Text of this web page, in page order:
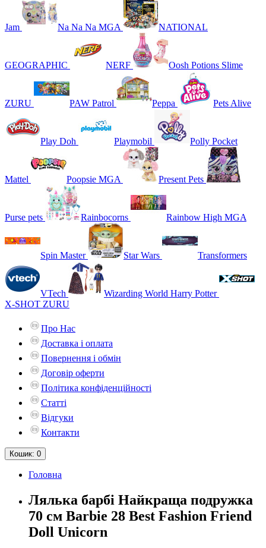
Jam Na Na Na MGA NATIONAL
GEOGRAPHIC NERF Oosh Potions Slime
ZURU PAW Patrol Peppa Pets Alive
Play Doh Playmobil Polly Pocket
Mattel Poopsie MGA Present Pets
Purse pets Rainbocorns Rainbow High MGA
Spin Master Star Wars Transformers
VTech
Wizarding World Harry Potter
X-SHOT ZURU
Про Нас
Доставка і оплата
Повернення і обмін
Договір оферти
Політика конфіденційності
Статті
Відгуки
Контакти
Кошик: 0
Головна
Лялька барбі Найкраща подружка
70 см Barbie 28 Best Fashion Friend
Doll Unicorn